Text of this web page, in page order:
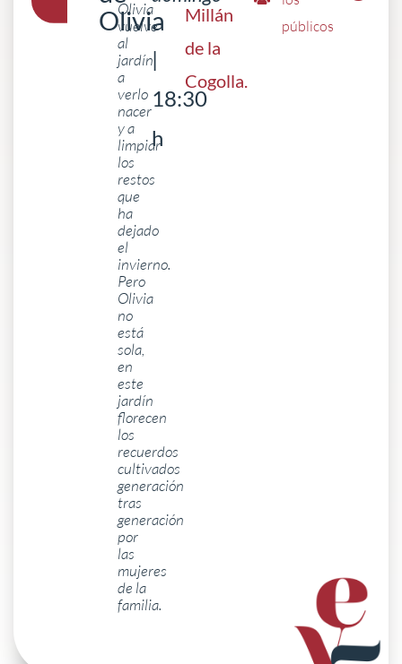
Olivia
Olivia
vuelve
al
jardín
a
verlo
nacer
y a
limpiar
los
restos
que
ha
dejado
el
invierno.
Pero
Olivia
no
está
sola,
en
este
jardín
florecen
los
recuerdos
cultivados
generación
tras
generación
por
las
mujeres
de la
familia.
|
18:30
h
Millán
de la
Cogolla.
públicos